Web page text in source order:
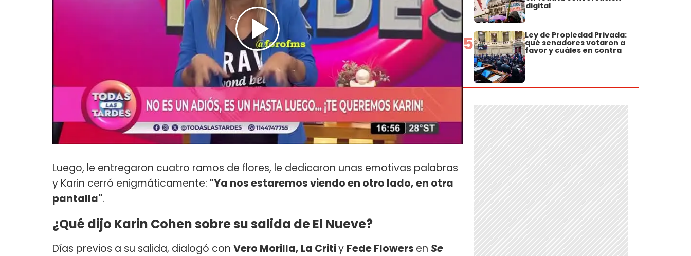
Luego, le entregaron cuatro ramos de flores, le dedicaron unas emotivas palabras
y Karin cerró enigmáticamente: "Ya nos estaremos viendo en otro lado, en otra
pantalla".
¿Qué dijo Karin Cohen sobre su salida de El Nueve?
Días previos a su salida, dialogó con Vero Morilla, La Critiy Fede Flowers en Se
digital
5 Ley de Propiedad Privada:
qué senadores votaron a
favor y cuáles en contra